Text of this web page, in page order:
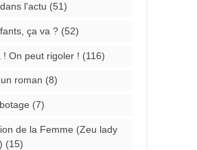
l'actu (51)
ça va ?(52)
! On peut rigoler ! (116)
roman (8)
(7)
de la Femme (Zeu lady
(15)